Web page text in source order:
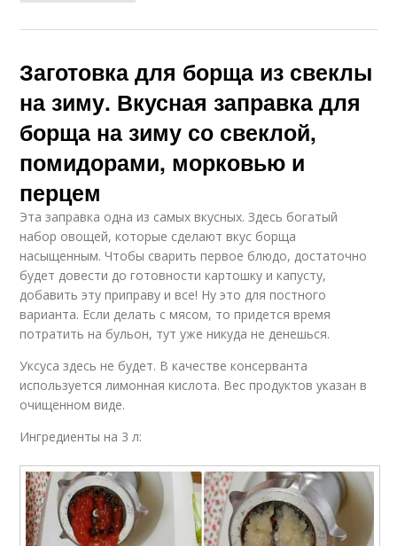
Заготовка для борща из свеклы
на зиму. Вкусная заправка для
борща на зиму со свеклой,
помидорами, морковью и
перцем
Эта заправка одна из самых вкусных. Здесь богатый
набор овощей, которые сделают вкус борща
насыщенным. Чтобы сварить первое блюдо, достаточно
будет довести до готовности картошку и капусту,
добавить эту приправу и все! Ну это для постного
варианта. Если делать с мясом, то придется время
потратить на бульон, тут уже никуда не денешься.
Уксуса здесь не будет. В качестве консерванта
используется лимонная кислота. Вес продуктов указан в
очищенном виде.
Ингредиенты на 3 л: